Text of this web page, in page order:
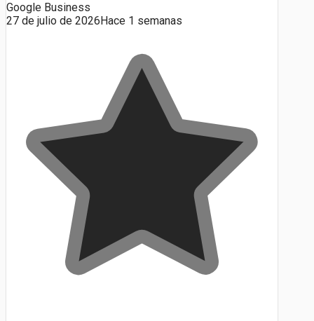
Google Business
27 de julio de 2026 Hace 1 semanas